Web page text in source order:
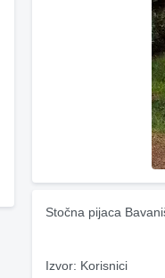
Stočna pijaca
Izvor: Korisnici